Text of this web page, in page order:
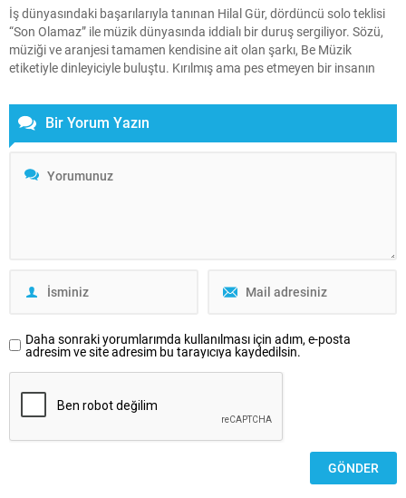
İş dünyasındaki başarılarıyla tanınan Hilal Gür, dördüncü solo teklisi
“Son Olamaz” ile müzik dünyasında iddialı bir duruş sergiliyor. Sözü,
müziği ve aranjesi tamamen kendisine ait olan şarkı, Be Müzik
etiketiyle dinleyiciyle buluştu. Kırılmış ama pes etmeyen bir insanın
türden. Yönetmen...
Bir Yorum Yazın
Daha sonraki yorumlarımda kullanılması için adım, e-posta
adresim ve site adresim bu tarayıcıya kaydedilsin.